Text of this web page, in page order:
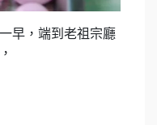
早，端到老祖宗廳